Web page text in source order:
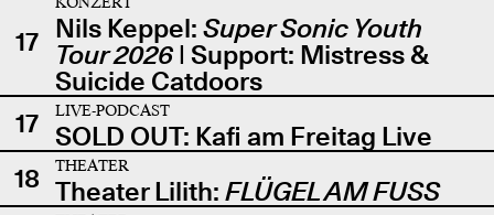
17 Nils Keppel: Super Sonic Youth
Tour 2026| Support: Mistress &
Suicide Catdoors
17
LIVE-PODCAST
SOLD OUT: Kafi am Freitag Live
18
THEATER
Theater Lilith: FLÜGEL AM FUSS